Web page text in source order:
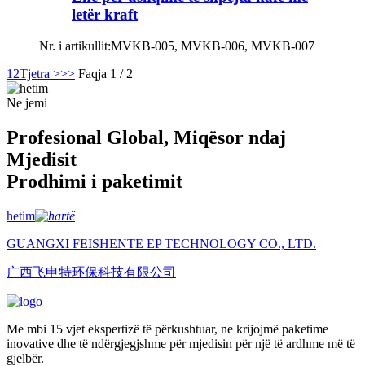
letër kraft
Nr. i artikullit:MVKB-005, MVKB-006, MVKB-007
1 2Tjetra >>> Faqja 1 / 2
Ne jemi
Profesional Global, Miqësor ndaj
Mjedisit
Prodhimi i paketimit
hetim
GUANGXI FEISHENTE EP TECHNOLOGY CO., LTD.
广西飞申特环保科技有限公司
Me mbi 15 vjet ekspertizë të përkushtuar, ne krijojmë paketime
inovative dhe të ndërgjegjshme për mjedisin për një të ardhme më të
gjelbër.